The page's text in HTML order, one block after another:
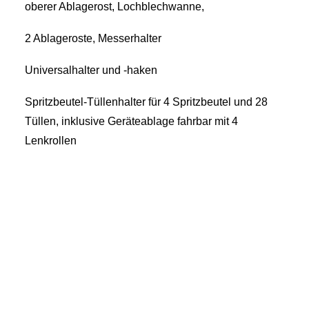
oberer Ablagerost, Lochblechwanne,
2 Ablageroste, Messerhalter
Universalhalter und -haken
Spritzbeutel-Tüllenhalter für 4 Spritzbeutel und 28
Tüllen, inklusive Geräteablage fahrbar mit 4
Lenkrollen